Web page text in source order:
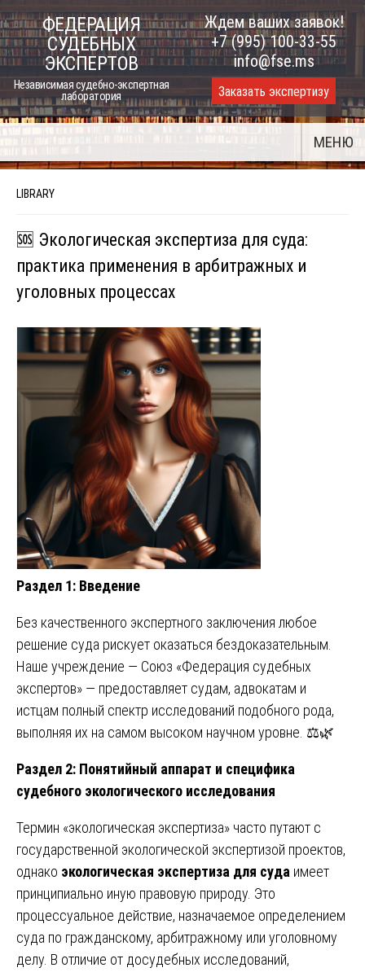
Skip
to
content
ФЕДЕРАЦИЯ
СУДЕБНЫХ
ЭКСПЕРТОВ
Независимая судебно-экспертная
лаборатория
Ждем ваших заявок!
+7 (995) 100-33-55
info@fse.ms
Заказать экспертизу
МЕНЮ
LIBRARY
🆘 Экологическая экспертиза для суда:
практика применения в арбитражных и
уголовных процессах
Раздел 1: Введение
Без качественного экспертного заключения любое
решение суда рискует оказаться бездоказательным.
Наше учреждение — Союз «Федерация судебных
экспертов» — предоставляет судам, адвокатам и
истцам полный спектр исследований подобного рода,
выполняя их на самом высоком научном уровне. ⚖️🌿
Раздел 2: Понятийный аппарат и специфика
судебного экологического исследования
Термин «экологическая экспертиза» часто путают с
государственной экологической экспертизой проектов,
однако экологическая экспертиза для суда имеет
принципиально иную правовую природу. Это
процессуальное действие, назначаемое определением
суда по гражданскому, арбитражному или уголовному
делу. В отличие от досудебных исследований,